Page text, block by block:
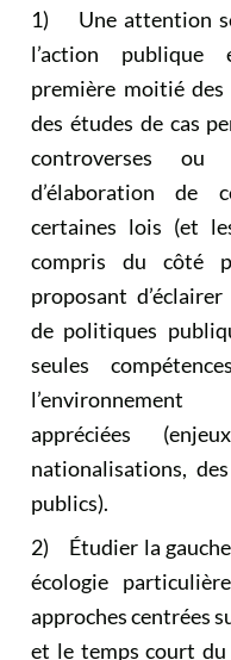
1) Une attention
l’action publique
première moitié
des études de cas
controverses ou
d’élaboration de
certaines lois (et
compris du côté
proposant
de politiques
seules
appréciées
nationalisations,
publics).
2) Étudier la
écologie
approches centrées
et le temps court